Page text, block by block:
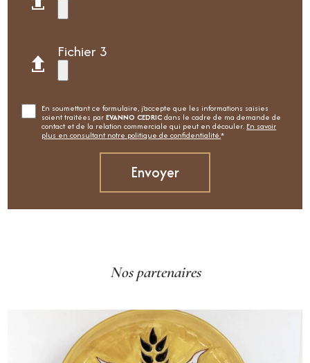
Fichier 3
En soumettant ce formulaire, j'accepte que les informations saisies
soient traitées parEVANNO CEDRICdans le cadre de ma demande de
contact et de la relation commerciale qui peut en découler. En savoir
plus en consultant notre politique de confidentialité.*
Nos partenaires